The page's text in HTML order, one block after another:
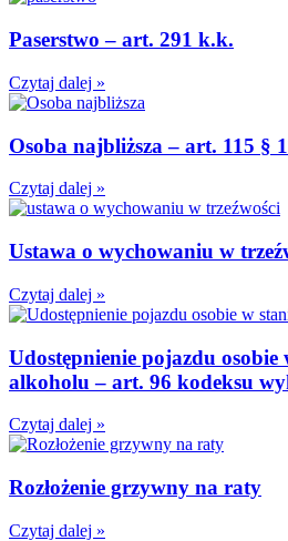
Paserstwo – art. 291 k.k.
Czytaj dalej »
Osoba najbliższa – art. 115 §
Czytaj dalej »
Ustawa o wychowaniu w
Czytaj dalej »
Udostępnienie pojazdu osobie
alkoholu – art. 96 kodeksu
Czytaj dalej »
Rozłożenie grzywny na raty
Czytaj dalej »